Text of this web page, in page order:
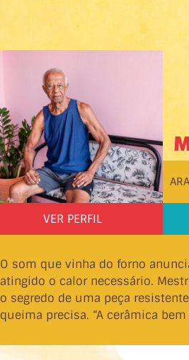
VER PERFIL
O som que vinha do forno
atingido o calor necessário.
o segredo de uma peça
queima precisa. “A cerâmica